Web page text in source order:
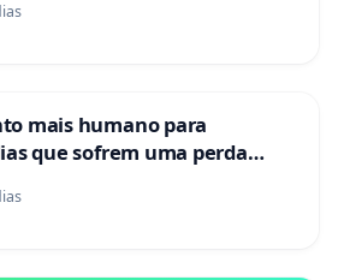
mais humano para
que sofrem uma perda
portugueses